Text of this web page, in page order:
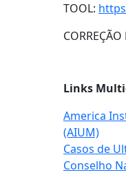
TOOL:
CORREÇÃO
Links
America
(AIUM)
Casos de
Conselho